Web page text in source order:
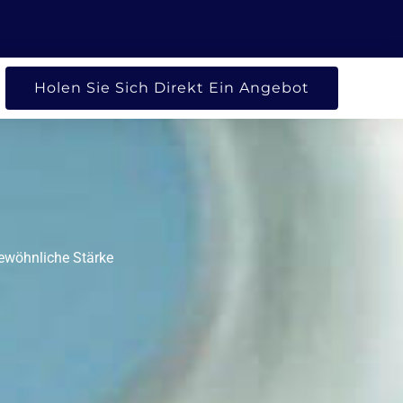
UNTERNEHMEN
Holen Sie Sich Direkt Ein Angebot
Stärke